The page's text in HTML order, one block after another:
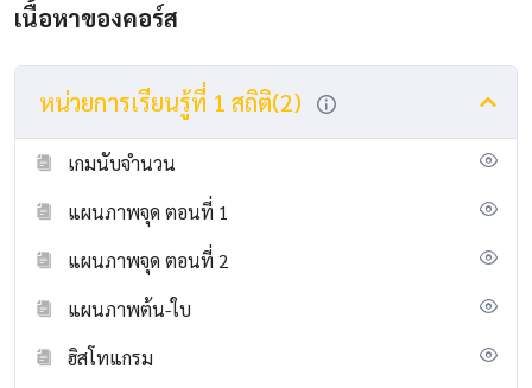
เนื้อหาของคอร์ส
หน่วยการเรียนรู้ที่ 1 สถิติ(2)
เกมนับจำนวน
แผนภาพจุด ตอนที่ 1
แผนภาพจุด ตอนที่ 2
แผนภาพต้น-ใบ
ฮิสโทแกรม